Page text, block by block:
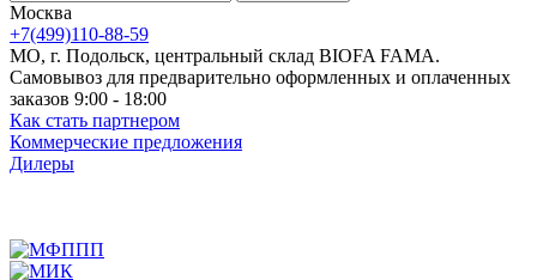
Москва
+7(499)110-88-59
МО, г. Подольск, центральный склад BIOFA FAMA.
Самовывоз для предварительно оформленных и оплаченных
заказов 9:00 - 18:00
Как стать партнером
Коммерческие предложения
Дилеры